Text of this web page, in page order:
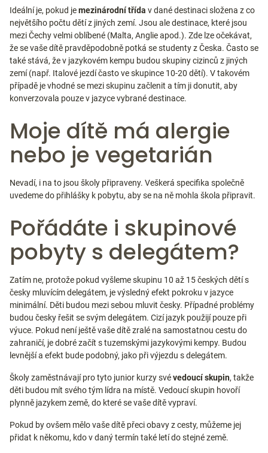
Ideální je, pokud jemezinárodní třída v dané destinaci složena z co
největšího počtu dětí z jiných zemí. Jsou ale destinace, které jsou
mezi Čechy velmi oblíbené (Malta, Anglie apod.). Zde lze očekávat,
že se vaše dítě pravděpodobně potká se studenty z Česka. Často se
také stává, že v jazykovém kempu budou skupiny cizinců z jiných
zemí (např. Italové jezdí často ve skupince 10-20 dětí). V takovém
případě je vhodné se mezi skupinu začlenit a tím ji donutit, aby
konverzovala pouze v jazyce vybrané destinace.
Moje dítě má alergie
nebo je vegetarián
Nevadí, i na to jsou školy připraveny. Veškerá specifika společně
uvedeme do přihlášky k pobytu, aby se na ně mohla škola připravit.
Pořádáte i skupinové
pobyty s delegátem?
Zatím ne, protože pokud vyšleme skupinu 10 až 15 českých dětí s
česky mluvícím delegátem, je výsledný efekt pokroku v jazyce
minimální. Děti budou mezi sebou mluvit česky. Případné problémy
budou česky řešit se svým delegátem. Cizí jazyk použijí pouze při
výuce. Pokud není ještě vaše dítě zralé na samostatnou cestu do
zahraničí, je dobré začít s tuzemskými jazykovými kempy. Budou
levnější a efekt bude podobný, jako při výjezdu s delegátem.
Školy zaměstnávají pro tyto junior kurzy svévedoucí skupin, takže
děti budou mít svého tým lídra na místě. Vedoucí skupin hovoří
plynně jazykem země, do které se vaše dítě vypraví.
Pokud by ovšem mělo vaše dítě přeci obavy z cesty, můžeme jej
přidat k někomu, kdo v daný termín také letí do stejné země.